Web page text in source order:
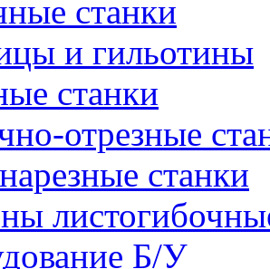
станки
и гильотины
станки
отрезные
станки
Б/У